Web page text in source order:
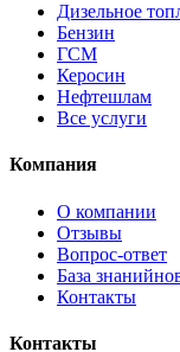
Дизельное
Бензин
ГСМ
Керосин
Нефтешлам
Все услуги
Компания
О компании
Отзывы
Вопрос-ответ
База знаний
Контакты
Контакты